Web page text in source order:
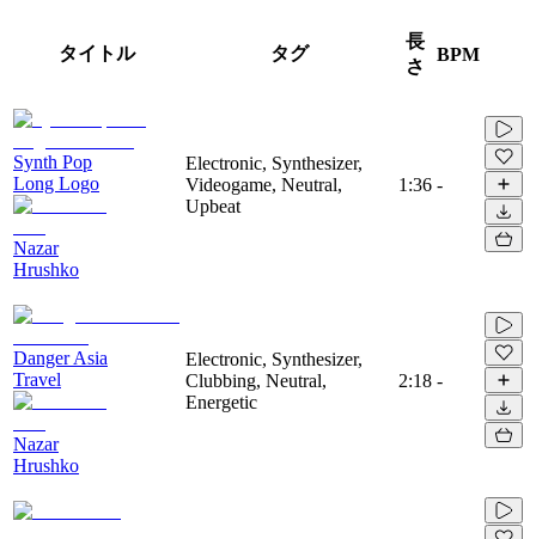
タイトル タグ
長
さ
BPM
Synth Pop
Long Logo
Nazar
Hrushko
Electronic, Synthesizer,
Videogame, Neutral,
Upbeat
1:36 -
Danger Asia
Travel
Nazar
Hrushko
Electronic, Synthesizer,
Clubbing, Neutral,
Energetic
2:18 -